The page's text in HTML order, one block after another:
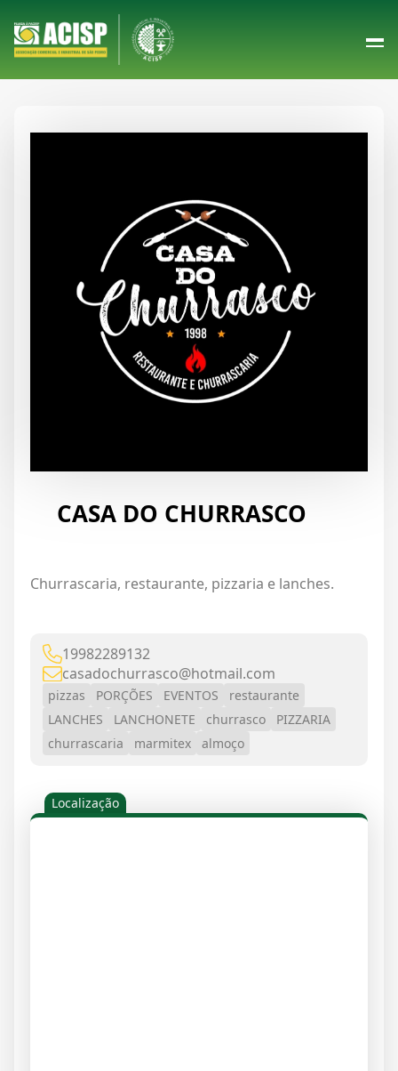
CASA DO CHURRASCO
Churrascaria, restaurante, pizzaria e lanches.
19982289132
casadochurrasco@hotmail.com
pizzas PORÇÕES EVENTOS
restaurante
LANCHES
LANCHONETE churrasco
PIZZARIA
churrascaria
marmitex almoço